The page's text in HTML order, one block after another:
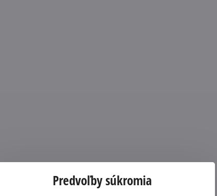
Predvoľby súkromia